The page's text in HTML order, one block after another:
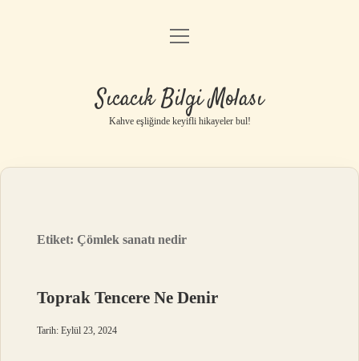
Anasayfa
Yasal Uyarı
menüyü
Sıcacık Bilgi Molası
Kahve eşliğinde keyifli hikayeler bul!
Etiket:Çömlek sanatı nedir
Toprak Tencere Ne Denir
Tarih: Eylül 23, 2024